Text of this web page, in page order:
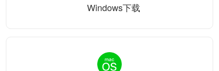
Windows下载